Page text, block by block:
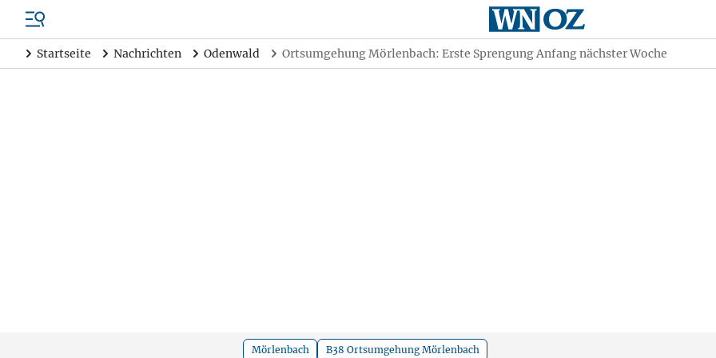
Startseite Nachrichten Odenwald Ortsumgehung Mörlenbach: Erste Sprengung Anfang nächster Woche
Mörlenbach B38 Ortsumgehung Mörlenbach